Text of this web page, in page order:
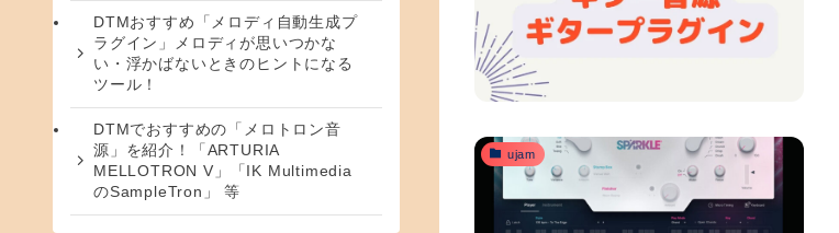
ujam
DTMおすすめ「メロディ自動生成プ
ラグイン」メロディが思いつかな
い・浮かばないときのヒントになる
ツール！
DTMでおすすめの「メロトロン音
源」を紹介！「ARTURIA
MELLOTRON V」「IK Multimedia
のSampleTron」 等